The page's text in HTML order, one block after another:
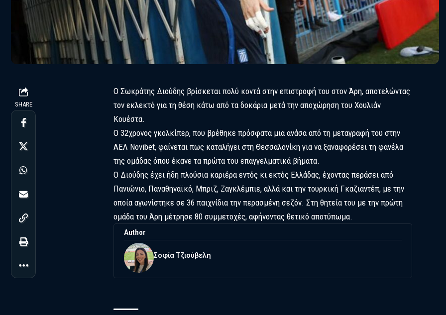
SHARE
Ο Σωκράτης Διούδης βρίσκεται πολύ κοντά στην επιστροφή του στον Άρη, αποτελώντας
τον εκλεκτό για τη θέση κάτω από τα δοκάρια μετά την αποχώρηση του Χουλιάν
Κουέστα.
Ο 32χρονος γκολκίπερ, που βρέθηκε πρόσφατα μια ανάσα από τη μεταγραφή του στην
ΑΕΛ Novibet, φαίνεται πως καταλήγει στη Θεσσαλονίκη για να ξαναφορέσει τη φανέλα
της ομάδας όπου έκανε τα πρώτα του επαγγελματικά βήματα.
Ο Διούδης έχει ήδη πλούσια καριέρα εντός κι εκτός Ελλάδας, έχοντας περάσει από
Πανιώνιο, Παναθηναϊκό, Μπριζ, Ζαγκλέμπιε, αλλά και την τουρκική Γκαζιαντέπ, με την
οποία αγωνίστηκε σε 36 παιχνίδια την περασμένη σεζόν. Στη θητεία του με την πρώτη
ομάδα του Άρη μέτρησε 80 συμμετοχές, αφήνοντας θετικό αποτύπωμα.
Author
Σοφία Τζιούβελη